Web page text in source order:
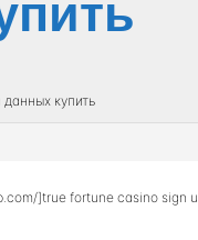
данных купить
]true fortune casino sign